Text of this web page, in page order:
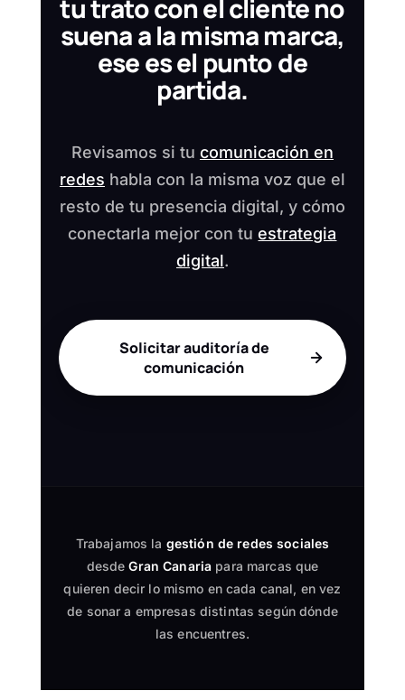
tu trato con el cliente no
suena a la misma marca,
ese es el punto de
partida.
Revisamos si tu comunicación en
redes habla con la misma voz que el
resto de tu presencia digital, y cómo
conectarla mejor con tuestrategia
digital.
Solicitar auditoría de
comunicación
Trabajamos la gestión de redes sociales
desdeGran Canaria para marcas que
quieren decir lo mismo en cada canal, en vez
de sonar a empresas distintas según dónde
las encuentres.